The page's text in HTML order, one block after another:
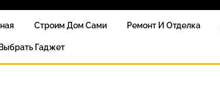
Строим Дом Сами Ремонт И Отделка
Гаджет